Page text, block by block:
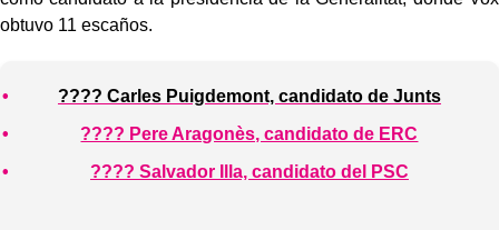
obtuvo 11 escaños.
???? Carles Puigdemont, candidato de Junts
???? Pere Aragonès, candidato de ERC
???? Salvador Illa, candidato del PSC